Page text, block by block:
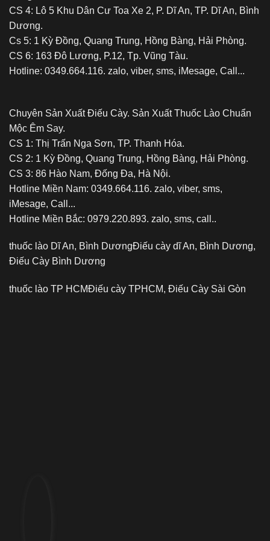
CS 4: Lô 5 Khu Dân Cư Toa Xe 2, P. Dĩ An, TP. Dĩ An, Bình
Dương.
Cs 5: 1 Kỳ Đồng, Quang Trung, Hồng Bàng, Hải Phòng.
CS 6: 163 Đô Lương, P.12, Tp. Vũng Tàu.
Hotline: 0349.664.116. zalo, viber, sms, iMesage, Call...
Chuyên Sản Xuất Điếu Cày. Sản Xuất Thuốc Lào Chuẩn
Mộc Êm Say.
CS 1: Thị Trấn Nga Sơn, TP. Thanh Hóa.
CS 2: 1 Kỳ Đồng, Quang Trung, Hồng Bàng, Hải Phòng.
CS 3: 86 Hào Nam, Đống Đa, Hà Nội.
Hotline Miền Nam: 0349.664.116. zalo, viber, sms,
iMesage, Call...
Hotline Miền Bắc: 0979.220.893. zalo, sms, call..
thuốc lào Dĩ An, Bình DươngĐiếu cày dĩ An, Bình Dương,
Điếu Cày Bình Dương
thuốc lào TP HCMĐiếu cày TPHCM, Điếu Cày Sài Gòn